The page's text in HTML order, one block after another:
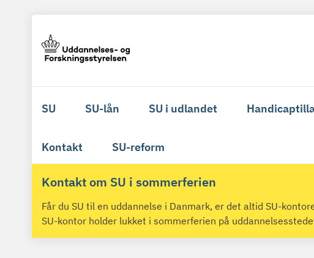
SU SU-lån SU i udlandet
Kontakt SU-reform
Kontakt om SU i sommerferien
Får du SU til en uddannelse i Danmark, er det altid SU-
SU-kontor holder lukket i sommerferien på